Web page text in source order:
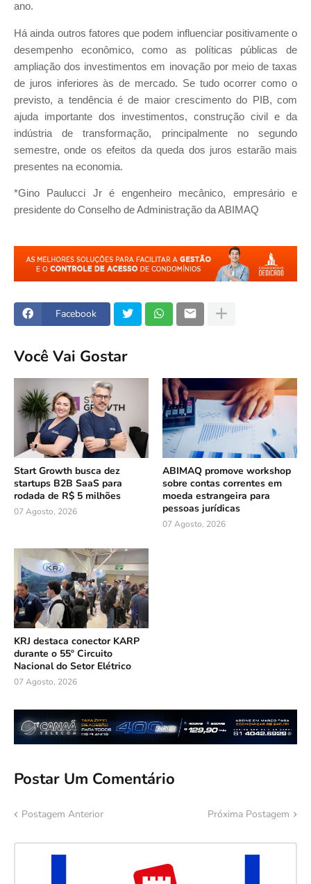
ano.
Há ainda outros fatores que podem influenciar positivamente o
desempenho econômico, como as políticas públicas de
ampliação dos investimentos em inovação por meio de taxas
de juros inferiores às de mercado. Se tudo ocorrer como o
previsto, a tendência é de maior crescimento do PIB, com
ajuda importante dos investimentos, construção civil e da
indústria de transformação, principalmente no segundo
semestre, onde os efeitos da queda dos juros estarão mais
presentes na economia.
*Gino Paulucci Jr é engenheiro mecânico, empresário e
presidente do Conselho de Administração da ABIMAQ
Facebook
Você Vai Gostar
Start Growth busca dez
startups B2B SaaS para
rodada de R$ 5 milhões
07 Agosto, 2026
ABIMAQ promove workshop
sobre contas correntes em
moeda estrangeira para
pessoas jurídicas
07 Agosto, 2026
KRJ destaca conector KARP
durante o 55º Circuito
Nacional do Setor Elétrico
07 Agosto, 2026
Postar Um Comentário
Postagem Anterior Próxima Postagem